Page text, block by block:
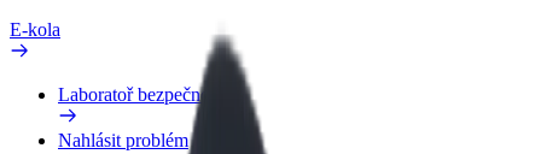
E-kola
Laboratoř bezpečnosti
Nahlásit problém